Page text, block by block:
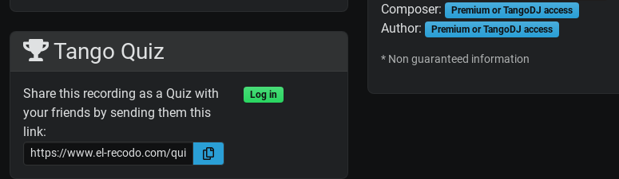
Tango Quiz
Share this recording as a Quiz with
your friends by sending them this
link:
Log in
Composer: Premium or TangoDJ access
Author: Premium or TangoDJ access
* Non guaranteed information